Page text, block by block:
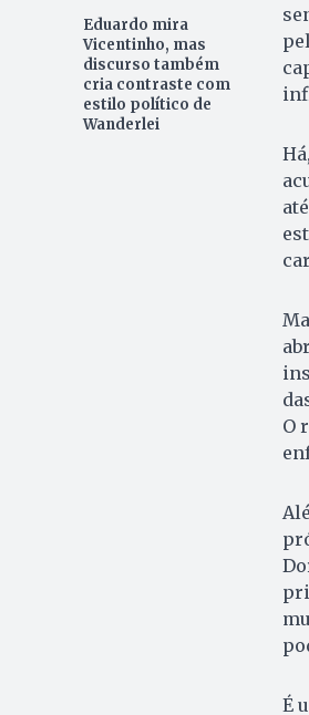
Eduardo mira
Vicentinho, mas
discurso também
cria contraste com
estilo político de
Wanderlei
O
É